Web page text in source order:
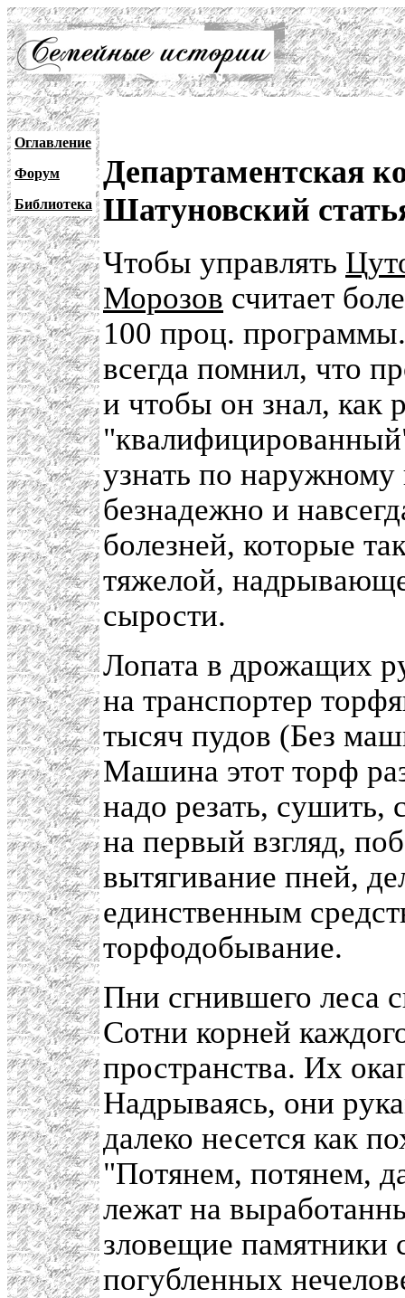
Оглавление
Форум
Библиотека
Департаментская
Шатуновский
Чтобы управлять
Морозов считает
100 проц.
всегда помнил, что
и чтобы он знал, как
узнать по наружному
безнадежно и
болезней, которые
тяжелой,
сырости.
Лопата в дрожащих
на транспортер
тысяч пудов (Без
Машина этот торф
надо резать, сушить,
на первый взгляд,
вытягивание пней,
единственным
торфодобывание.
Пни сгнившего леса
Сотни корней
пространства. Их
Надрываясь, они
далеко несется как
"Потянем, потянем,
лежат на
зловещие памятники
погубленных